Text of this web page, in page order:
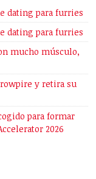
dating para furries
dating para furries
mucho músculo,
y retira su
para formar
2026